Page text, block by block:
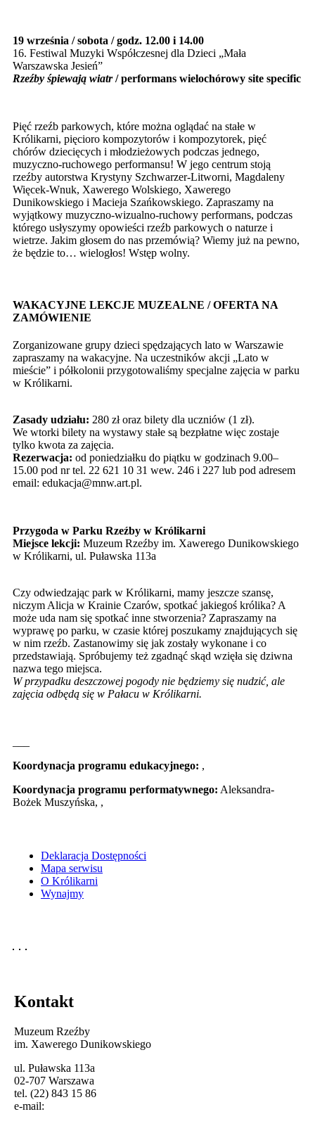
19 września / sobota / godz. 12.00 i 14.00
16. Festiwal Muzyki Współczesnej dla Dzieci „Mała
Warszawska Jesień”
Rzeźby śpiewają wiatr/ performans wielochórowy site specific
Pięć rzeźb parkowych, które można oglądać na stałe w
Królikarni, pięcioro kompozytorów i kompozytorek, pięć
chórów dziecięcych i młodzieżowych podczas jednego,
muzyczno-ruchowego performansu! W jego centrum stoją
rzeźby autorstwa Krystyny Szchwarzer-Litworni, Magdaleny
Więcek-Wnuk, Xawerego Wolskiego, Xawerego
Dunikowskiego i Macieja Szańkowskiego. Zapraszamy na
wyjątkowy muzyczno-wizualno-ruchowy performans, podczas
którego usłyszymy opowieści rzeźb parkowych o naturze i
wietrze. Jakim głosem do nas przemówią? Wiemy już na pewno,
że będzie to… wielogłos! Wstęp wolny.
WAKACYJNE LEKCJE MUZEALNE / OFERTA NA
ZAMÓWIENIE
Zorganizowane grupy dzieci spędzających lato w Warszawie
zapraszamy na wakacyjne. Na uczestników akcji „Lato w
mieście” i półkolonii przygotowaliśmy specjalne zajęcia w parku
w Królikarni.
Zasady udziału: 280 zł oraz bilety dla uczniów (1 zł).
We wtorki bilety na wystawy stałe są bezpłatne więc zostaje
tylko kwota za zajęcia.
Rezerwacja: od poniedziałku do piątku w godzinach 9.00–
15.00 pod nr tel. 22 621 10 31 wew. 246 i 227 lub pod adresem
email: edukacja@mnw.art.pl.
Przygoda w Parku Rzeźby w Królikarni
Miejsce lekcji: Muzeum Rzeźby im. Xawerego Dunikowskiego
w Królikarni, ul. Puławska 113a
Czy odwiedzając park w Królikarni, mamy jeszcze szansę,
niczym Alicja w Krainie Czarów, spotkać jakiegoś królika? A
może uda nam się spotkać inne stworzenia? Zapraszamy na
wyprawę po parku, w czasie której poszukamy znajdujących się
w nim rzeźb. Zastanowimy się jak zostały wykonane i co
przedstawiają. Spróbujemy też zgadnąć skąd wzięła się dziwna
nazwa tego miejsca.
W przypadku deszczowej pogody nie będziemy się nudzić, ale
zajęcia odbędą się w Pałacu w Królikarni.
Koordynacja programu edukacyjnego: ,
Koordynacja programu performatywnego: Aleksandra-
Bożek Muszyńska, ,
Deklaracja Dostępności
Mapa serwisu
O Królikarni
Wynajmy
Kontakt
Muzeum Rzeźby
im. Xawerego Dunikowskiego
ul. Puławska 113a
02-707 Warszawa
tel. (22) 843 15 86
e-mail: